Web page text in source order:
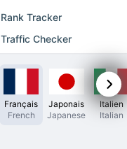
Rank Tracker
Traffic Checker
Français
French
Japonais
Japanese
Italien
Italian